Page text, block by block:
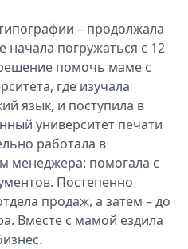
– продолжала
начала погружаться с 12
помочь маме с
где изучала
язык, и поступила в
университет печати
работала в
менеджера: помогала с
Постепенно
продаж, а затем – до
Вместе с мамой ездила